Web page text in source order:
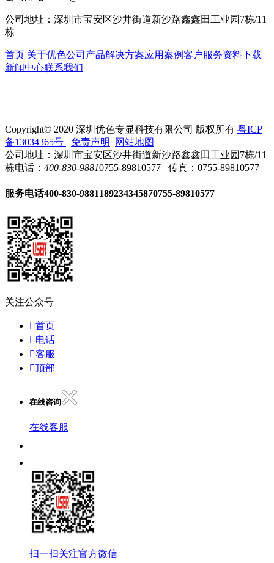
公司地址： 深圳市宝安区沙井街道新沙路鑫鑫田工业园7栋/11
栋
首页 关于优色公司产品解决方案应用案例客户服务资料下载
新闻中心联系我们
Copyright© 2020 深圳优色专显科技有限公司 版权所有 粤ICP
备13034365号
免责声明
网站地图
公司地址：深圳市宝安区沙井街道新沙路鑫鑫田工业园7栋/11
栋电话： 400-830-98810755-89810577 传真：0755-89810577
服务电话400-830-9881189234345870755-89810577
关注公众号
首页
电话
客服
顶部
在线咨询
在线客服
扫一扫关注官方微信